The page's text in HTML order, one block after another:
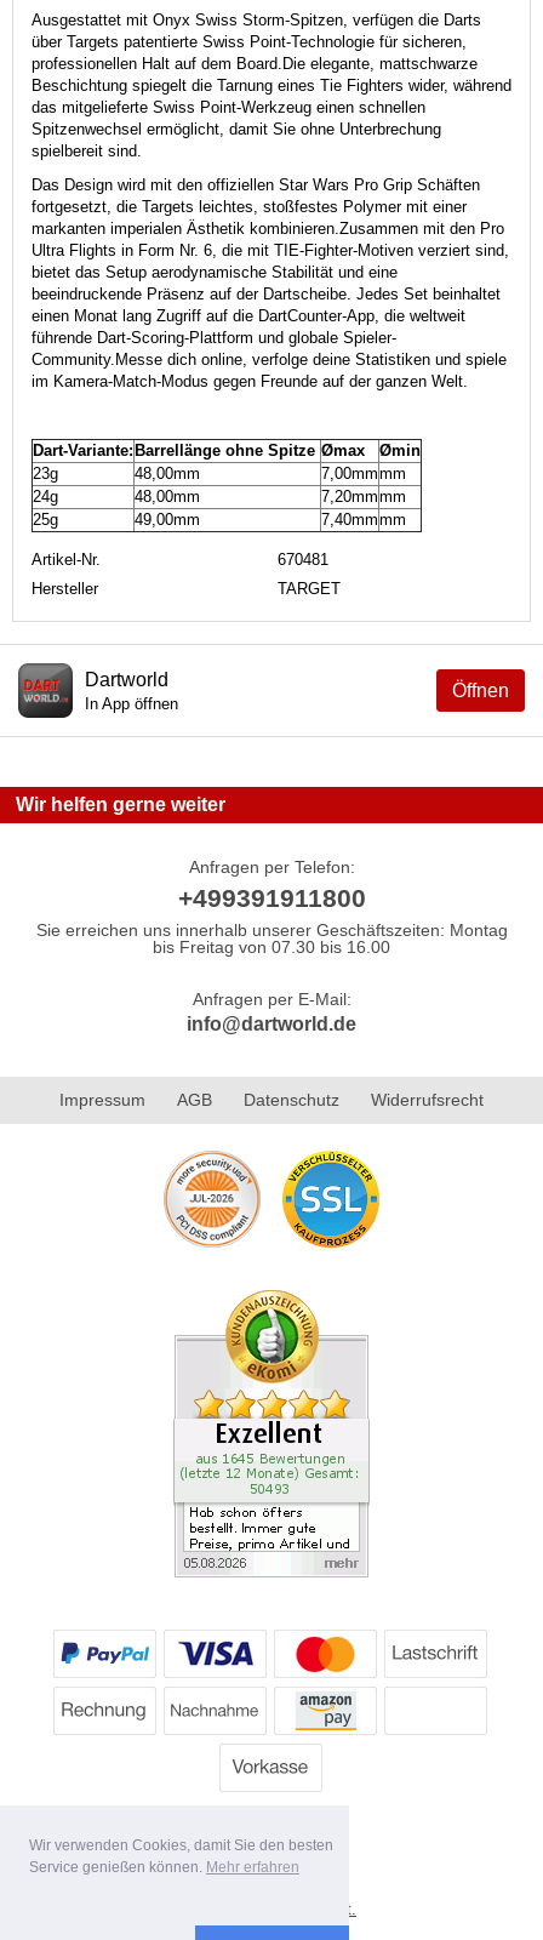
Wir verwenden Cookies, damit Sie den besten
Service genießen können. Mehr erfahren
Ausgestattet mit Onyx Swiss Storm-Spitzen, verfügen die Darts
über Targets patentierte Swiss Point-Technologie für sicheren,
professionellen Halt auf dem Board. Die elegante, mattschwarze
Beschichtung spiegelt die Tarnung eines Tie Fighters wider, während
das mitgelieferte Swiss Point-Werkzeug einen schnellen
Spitzenwechsel ermöglicht, damit Sie ohne Unterbrechung
spielbereit sind.
Das Design wird mit den offiziellen Star Wars Pro Grip Schäften
fortgesetzt, die Targets leichtes, stoßfestes Polymer mit einer
markanten imperialen Ästhetik kombinieren. Zusammen mit den Pro
Ultra Flights in Form Nr. 6, die mit TIE-Fighter-Motiven verziert sind,
bietet das Setup aerodynamische Stabilität und eine
beeindruckende Präsenz auf der Dartscheibe. Jedes Set beinhaltet
einen Monat lang Zugriff auf die DartCounter-App, die weltweit
führende Dart-Scoring-Plattform und globale Spieler-
Community. Messe dich online, verfolge deine Statistiken und spiele
im Kamera-Match-Modus gegen Freunde auf der ganzen Welt.
Dart-Variante:Barrellänge ohne Spitze Ømax
Ømin
23g
48,00mm 7,00mmmm
24g
48,00mm 7,20mmmm
25g
49,00mm 7,40mmmm
Artikel-Nr.
670481
Hersteller
TARGET
Öffnen
Dartworld
In App öffnen
Wir helfen gerne weiter
Anfragen per Telefon:
+499391911800
Sie erreichen uns innerhalb unserer Geschäftszeiten: Montag
bis Freitag von 07.30 bis 16.00
Anfragen per E-Mail:
info@dartworld.de
Impressum AGB Datenschutz Widerrufsrecht
Alle Preise inkl. MwSt.
Lieferbedingungen